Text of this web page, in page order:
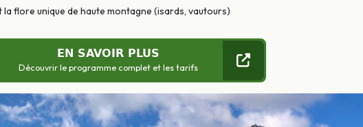
flore unique de haute montagne (isards, vautours)
EN SAVOIR PLUS
Découvrir le programme complet et les tarifs